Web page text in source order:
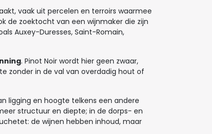
vaak uit percelen en terroirs waarmee
de zoektocht van een wijnmaker die zijn
Auxey-Duresses, Saint-Romain,
. Pinot Noir wordt hier geen zwaar,
zonder in de val van overdadig hout of
ligging en hoogte telkens een andere
structuur en diepte; in de dorps- en
de wijnen hebben inhoud, maar